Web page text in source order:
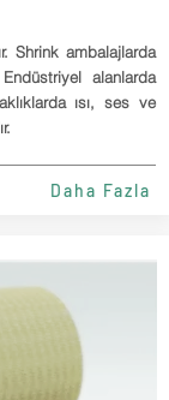
Shrink ambalajlarda
alanlarda
ısı, ses ve
Daha Fazla